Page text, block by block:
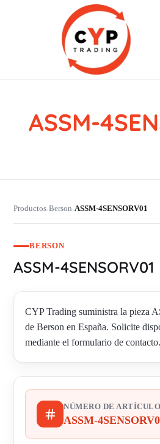
CYP Trading
Professionelle Ersatzteilbeschaffung
ASSM-
Productos›Berson›ASSM-4SENSORV01
BERSON
ASSM-4SENSORV01
CYP Trading suministra la pieza
de Berson en España. Solicite
mediante el formulario de contacto.
NÚMERO DE ARTÍCULO
ASSM-